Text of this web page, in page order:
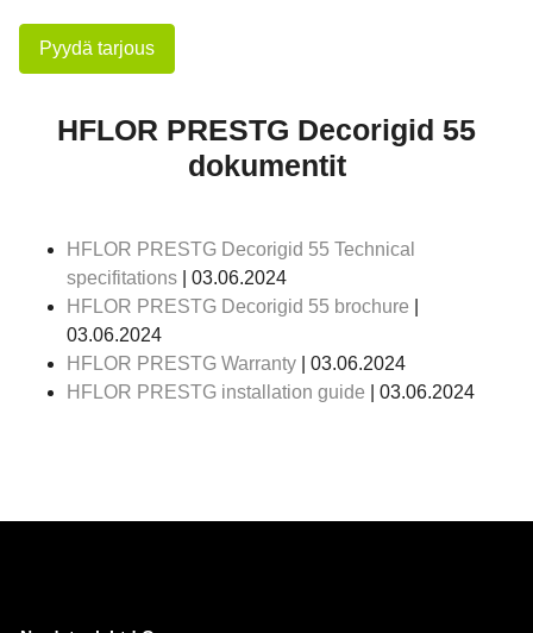
Pyydä tarjous
HFLOR PRESTG Decorigid 55
dokumentit
HFLOR PRESTG Decorigid 55 Technical
specifitations | 03.06.2024
HFLOR PRESTG Decorigid 55 brochure
03.06.2024
HFLOR PRESTG Warranty | 03.06.2024
HFLOR PRESTG installation guide | 03.06.2024